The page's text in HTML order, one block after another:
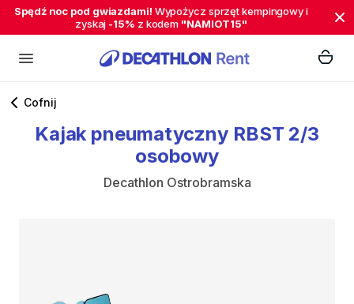
Spędź noc pod gwiazdami! Wypożycz sprzęt kempingowy i
zyskaj -15% z kodem "NAMIOT15"
Cofnij
Kajak pneumatyczny RBST 2​/​3
osobowy
Decathlon Ostrobramska